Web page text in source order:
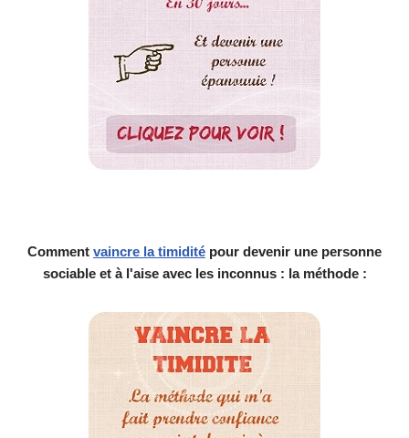
Comment vaincre la timidité pour devenir une personne
sociable et à l'aise avec les inconnus : la méthode :